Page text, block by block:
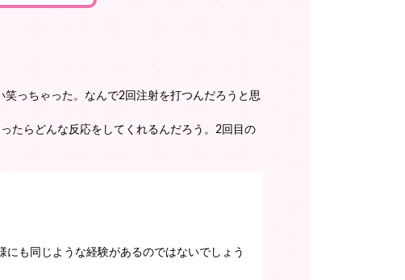
っちゃった。なんで2回注射を打つんだろうと思
たらどんな反応をしてくれるんだろう。2回目の
も同じような経験があるのではないでしょう